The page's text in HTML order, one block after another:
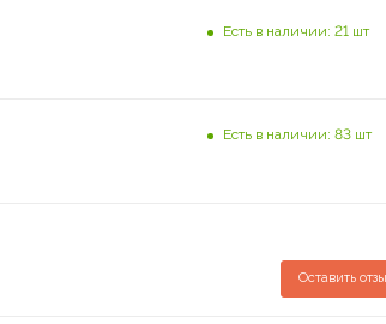
Есть в наличии: 21 шт
Есть в наличии: 83 шт
Оставить